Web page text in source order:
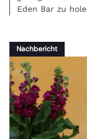
Eden Bar zu
Genatowski
Nachbericht